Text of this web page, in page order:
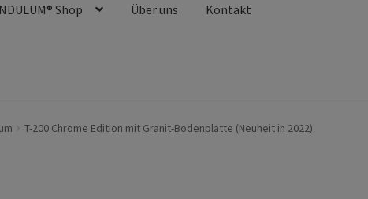
Shop Über uns Kontakt
(AGB)Zur Kasse gehen Kontakt Cookie Policy Privacy Policy
T-200 Chrome Edition mit Granit-Bodenplatte (Neuheit in 2022)